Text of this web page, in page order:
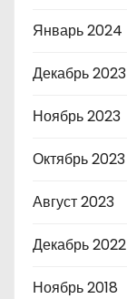
Январь 2024
Декабрь 2023
Ноябрь 2023
Октябрь 2023
Август 2023
Декабрь 2022
Ноябрь 2018